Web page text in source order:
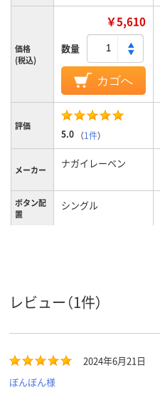
価格
(税込)
￥5,610
数量
カゴへ
評価
5.0 （1件）
メーカー ナガイレーベン
ボタン配
置
シングル
対象 レディス
袖の種類 長袖
レビュー（1件）
2024年6月21日
ぼんぼん様